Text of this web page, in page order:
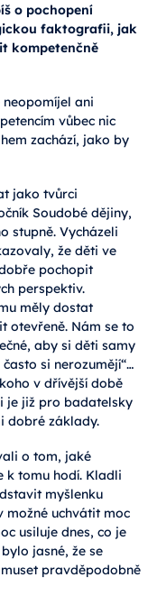
o pochopení
faktografii, jak
kompetenčně
ani
vůbec nic
zachází, jako by
jako tvůrci
Soudobé dějiny,
stupně. Vycházeli
že děti ve
pochopit
perspektiv.
měly dostat
otevřeně. Nám se to
aby si děti samy
si nerozumějí“…
v dřívější době
je již pro badatelsky
dobré základy.
o tom, jaké
k tomu hodí. Kladli
myšlenku
možné uchvátit moc
usiluje dnes, co je
jasné, že se
pravděpodobně